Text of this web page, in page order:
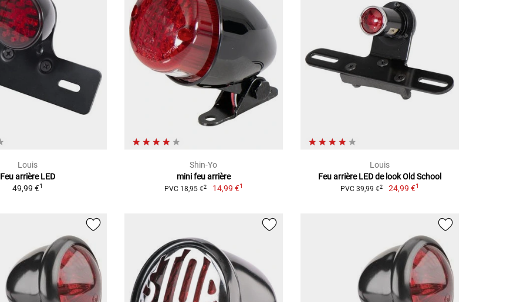
Louis
Feu arrière LED
49,99 €1
Shin-Yo
mini feu arrière
PVC 18,95 €2 14,99 €1
Louis
Feu arrière LED de look Old School
PVC 39,99 €2 24,99 €1